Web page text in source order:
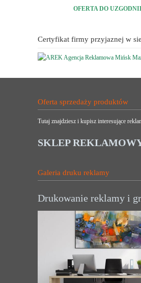
OFERTA DO
Certyfikat firmy przyjaznej w
Oferta sprzedaży produktów
Tutaj znajdziesz i kupisz interesujące
SKLEP
Galeria druku reklamy
Drukowanie reklamy i